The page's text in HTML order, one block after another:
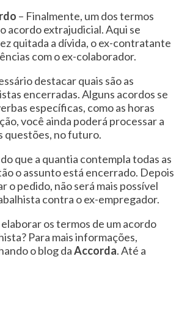
– Finalmente, um dos termos
acordo extrajudicial. Aqui se
quitada a dívida, o ex-contratante
com o ex-colaborador.
destacar quais são as
encerradas. Alguns acordos se
específicas, como as horas
você ainda poderá processar a
questões, no futuro.
que a quantia contempla todas as
o assunto está encerrado. Depois
o pedido, não será mais possível
contra o ex-empregador.
os termos de um acordo
Para mais informações,
o blog daAccorda. Até a